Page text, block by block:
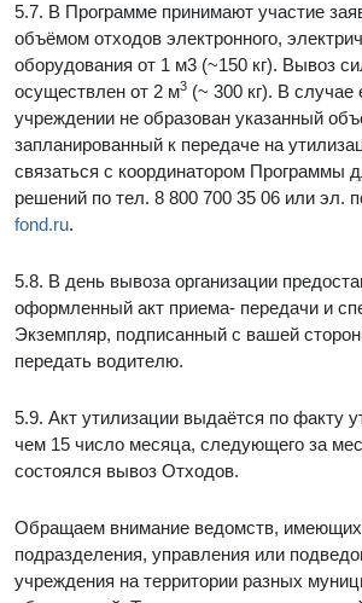
5.7. В Программе принимают участие
объёмом отходов электронного,
оборудования от 1 м3 (~150 кг). Вывоз
осуществлен от 2 м3 (~ 300 кг). В
учреждении не образован указанный
запланированный к передаче на
связаться с координатором Программы
решений по тел. 8 800 700 35 06 или эл.
fond.ru.
5.8. В день вывоза организации
оформленный акт приема- передачи и
Экземпляр, подписанный с вашей
передать водителю.
5.9. Акт утилизации выдаётся по факту
чем 15 число месяца, следующего за
состоялся вывоз Отходов.
Обращаем внимание ведомств, имеющих
подразделения, управления или
учреждения на территории разных